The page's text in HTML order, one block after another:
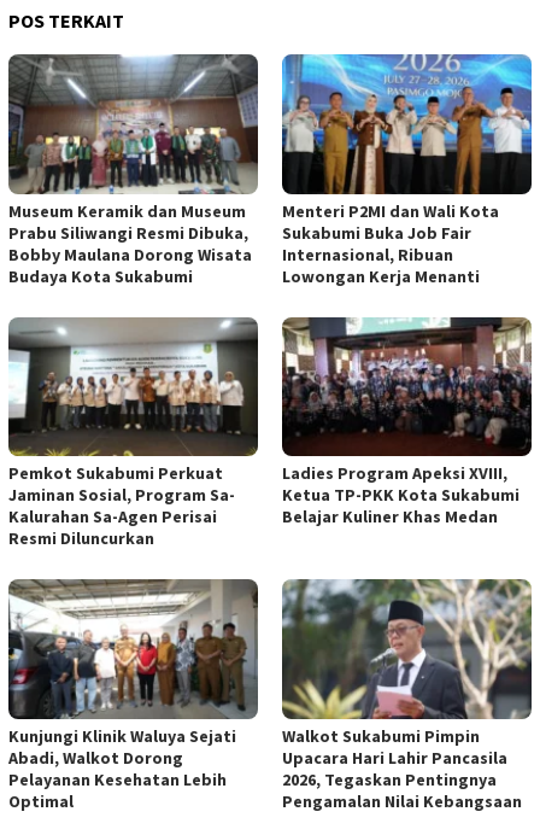
POS TERKAIT
Museum Keramik dan Museum
Prabu Siliwangi Resmi Dibuka,
Bobby Maulana Dorong Wisata
Budaya Kota Sukabumi
Menteri P2MI dan Wali Kota
Sukabumi Buka Job Fair
Internasional, Ribuan
Lowongan Kerja Menanti
Pemkot Sukabumi Perkuat
Jaminan Sosial, Program Sa-
Kalurahan Sa-Agen Perisai
Resmi Diluncurkan
Ladies Program Apeksi XVIII,
Ketua TP-PKK Kota Sukabumi
Belajar Kuliner Khas Medan
Kunjungi Klinik Waluya Sejati
Abadi, Walkot Dorong
Pelayanan Kesehatan Lebih
Optimal
Walkot Sukabumi Pimpin
Upacara Hari Lahir Pancasila
2026, Tegaskan Pentingnya
Pengamalan Nilai Kebangsaan